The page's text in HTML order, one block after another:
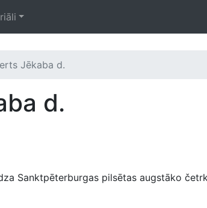
Jēkaba d.
d.
Sanktpēterburgas pilsētas augstāko